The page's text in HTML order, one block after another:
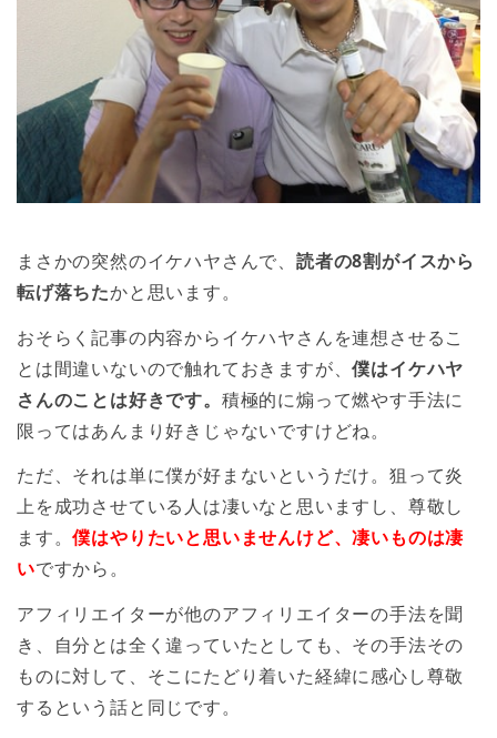
まさかの突然のイケハヤさんで、 読者の8割がイスから
転げ落ちたかと思います。
おそらく記事の内容からイケハヤさんを連想させるこ
とは間違いないので触れておきますが、僕はイケハヤ
さんのことは好きです。 積極的に煽って燃やす手法に
限ってはあんまり好きじゃないですけどね。
ただ、それは単に僕が好まないというだけ。狙って炎
上を成功させている人は凄いなと思いますし、尊敬し
ます。僕はやりたいと思いませんけど、凄いものは凄
いですから。
アフィリエイターが他のアフィリエイターの手法を聞
き、自分とは全く違っていたとしても、その手法その
ものに対して、そこにたどり着いた経緯に感心し尊敬
するという話と同じです。